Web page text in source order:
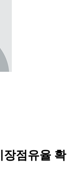
장점유율 확